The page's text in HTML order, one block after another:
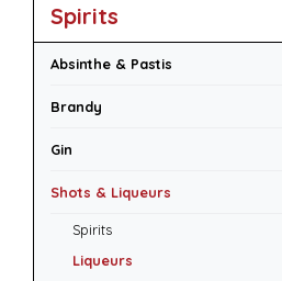
Spirits
Absinthe & Pastis
Brandy
Gin
Shots & Liqueurs
Spirits
Liqueurs